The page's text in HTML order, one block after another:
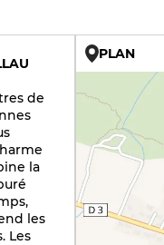
de
la
les
Les
PLAN